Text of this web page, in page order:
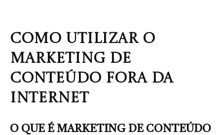
COMO UTILIZAR O
MARKETING DE
CONTEÚDO FORA DA
INTERNET
O QUE É MARKETING DE CONTEÚDO